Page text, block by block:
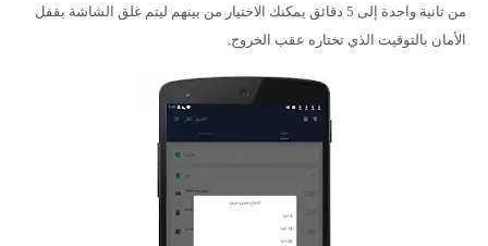
من ثانية واحدة إلى 5 دقائق يمكنك الاختيار من بينهم ليتم غلق الشاشة بقفل
الأمان بالتوقيت الذي تختاره عقب الخروج.